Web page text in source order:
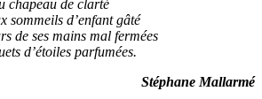
chapeau de clarté
sommeils d’enfant gâté
de ses mains mal fermées
d’étoiles parfumées.
Stéphane Mallarmé